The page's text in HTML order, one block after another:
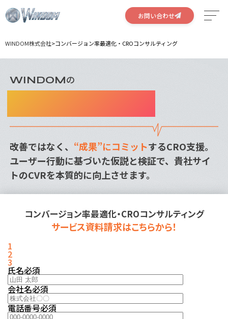
お問い合わせ
サービス
採用情報
WINDOM株式会社>コンバージョン率最適化・CROコンサルティング
WINDOMの
コンバージョン率最適化
改善ではなく、 “成果”にコミットするCRO支援。
ユーザー行動に基づいた仮説と検証で、貴社サイ
トのCVRを本質的に向上させます。
コンバージョン率最適化・CROコンサルティング
サービス資料請求はこちらから！
1
2
3
氏名必須
会社名必須
電話番号必須